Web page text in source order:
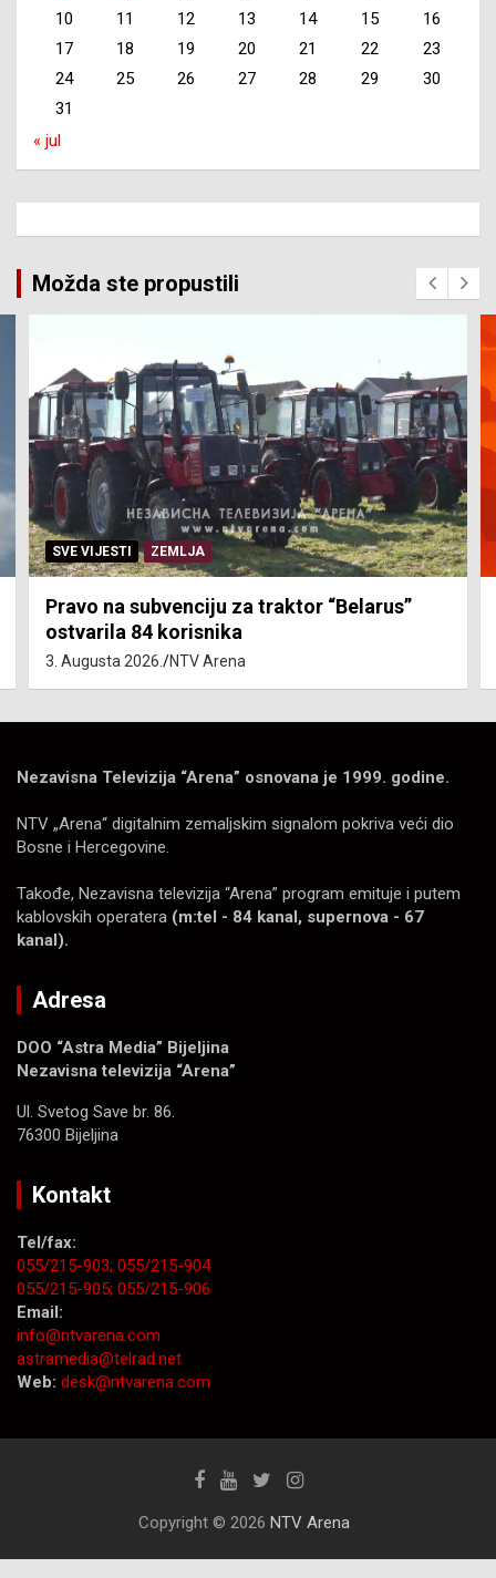
10
11 12 13 14 15
16
17
18 19 20 21 22
23
24
25 26 27 28 29
30
31
« jul
Možda ste propustili
SVE VIJESTI ZEMLJA
Pravo na subvenciju za traktor “Belarus”
ostvarila 84 korisnika
3. Augusta 2026. NTV Arena
Nezavisna Televizija “Arena” osnovana je 1999. godine.
NTV „Arena“ digitalnim zemaljskim signalom pokriva veći dio
Bosne i Hercegovine.
Takođe, Nezavisna televizija “Arena” program emituje i putem
kablovskih operatera (m:tel - 84 kanal, supernova - 67
kanal).
Adresa
DOO “Astra Media” Bijeljina
Nezavisna televizija “Arena”
Ul. Svetog Save br. 86.
76300 Bijeljina
Kontakt
Tel/fax:
055/215-903; 055/215-904
055/215-905; 055/215-906
Email:
info@ntvarena.com
astramedia@telrad.net
Web: desk@ntvarena.com
Copyright © 2026 NTV Arena